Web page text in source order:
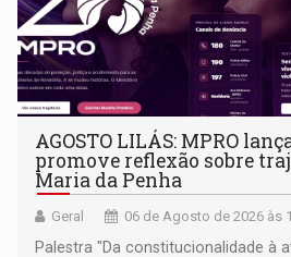
AGOSTO LILÁS: MPRO
promove reflexão sobre
Maria da Penha
Geral 06 de Agosto de 2026 às
Palestra "Da constitucionalidade à